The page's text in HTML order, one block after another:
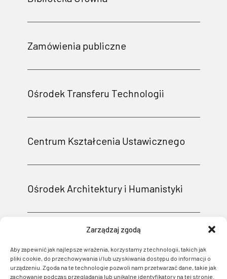
Zarządzaj zgodą
Aby zapewnić jak najlepsze wrażenia, korzystamy z technologii, takich jak
pliki cookie, do przechowywania i/lub uzyskiwania dostępu do informacji o
urządzeniu. Zgoda na te technologie pozwoli nam przetwarzać dane, takie jak
zachowanie podczas przeglądania lub unikalne identyfikatory na tej stronie.
Zamówienia publiczne
Ośrodek Transferu Technologii
Centrum Kształcenia Ustawicznego
Ośrodek Architektury i Humanistyki